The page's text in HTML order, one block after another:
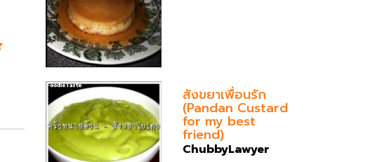
สังขยาเพื่อนรัก
(Pandan Custard
for my best
friend)
ChubbyLawyer